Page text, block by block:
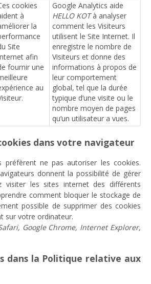
cookies
à
la
Site
afin
fournir une
au
Google Analytics aide
HELLO KOTà analyser
comment les Visiteurs
utilisent le Site Internet. Il
enregistre le nombre de
Visiteurs et donne des
informations à propos de
leur comportement
global, tel que la durée
typique d’une visite ou le
nombre moyen de pages
qu’un utilisateur a vues.
dans votre navigateur
préfèrent ne pas autoriser les cookies.
donnent la possibilité de gérer
visiter les sites internet des différents
comment bloquer le stockage de
possible de supprimer des cookies
sur votre ordinateur.
Google Chrome, Internet Explorer,
dans la Politique relative aux